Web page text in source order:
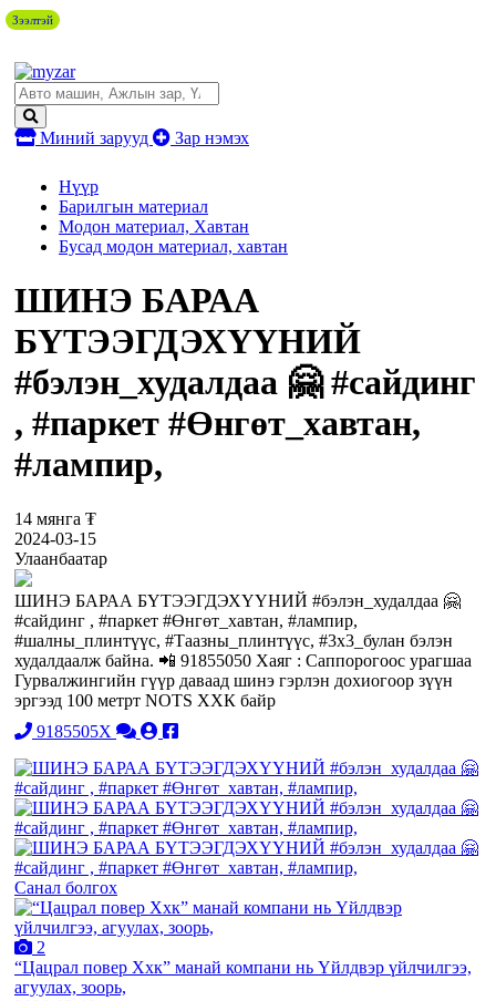
Миний зарууд Зар нэмэх
Нүүр
Барилгын материал
Модон материал, Хавтан
Бусад модон материал, хавтан
ШИНЭ БАРАА
БҮТЭЭГДЭХҮҮНИЙ
#бэлэн_худалдаа 🤗 #сайдинг
, #паркет #Өнгөт_хавтан,
#лампир,
14 мянга ₮
2024-03-15
Улаанбаатар
ШИНЭ БАРАА БҮТЭЭГДЭХҮҮНИЙ #бэлэн_худалдаа 🤗
#сайдинг , #паркет #Өнгөт_хавтан, #лампир,
#шалны_плинтүүс, #Таазны_плинтүүс, #3х3_булан бэлэн
худалдаалж байна. 📲 91855050 Хаяг : Саппорогоос урагшаа
Гурвалжингийн гүүр даваад шинэ гэрлэн дохиогоор зүүн
эргээд 100 метрт NOTS ХХК байр
9185505X
Санал болгох
2
“Цацрал повер Ххк” манай компани нь Үйлдвэр үйлчилгээ,
агуулах, зоорь,
Зээлтэй